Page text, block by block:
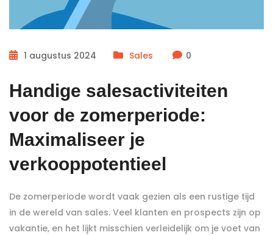
1 augustus 2024 Sales 0
Handige salesactiviteiten
voor de zomerperiode:
Maximaliseer je
verkooppotentieel
De zomerperiode wordt vaak gezien als een rustige tijd
in de wereld van sales. Veel klanten en prospects zijn op
vakantie, en het lijkt misschien verleidelijk om je voet van